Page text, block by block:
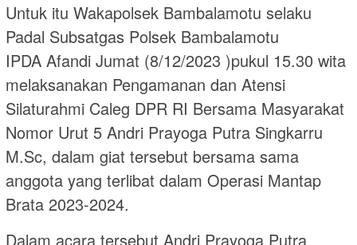
Untuk itu Wakapolsek Bambalamotu selaku
Padal Subsatgas Polsek Bambalamotu
IPDA Afandi Jumat (8/12/2023 )pukul 15.30 wita
melaksanakan Pengamanan dan Atensi
Silaturahmi Caleg DPR RI Bersama Masyarakat
Nomor Urut 5 Andri Prayoga Putra Singkarru
M.Sc, dalam giat tersebut bersama sama
anggota yang terlibat dalam Operasi Mantap
Brata 2023-2024.
Dalam acara tersebut Andri Prayoga Putra